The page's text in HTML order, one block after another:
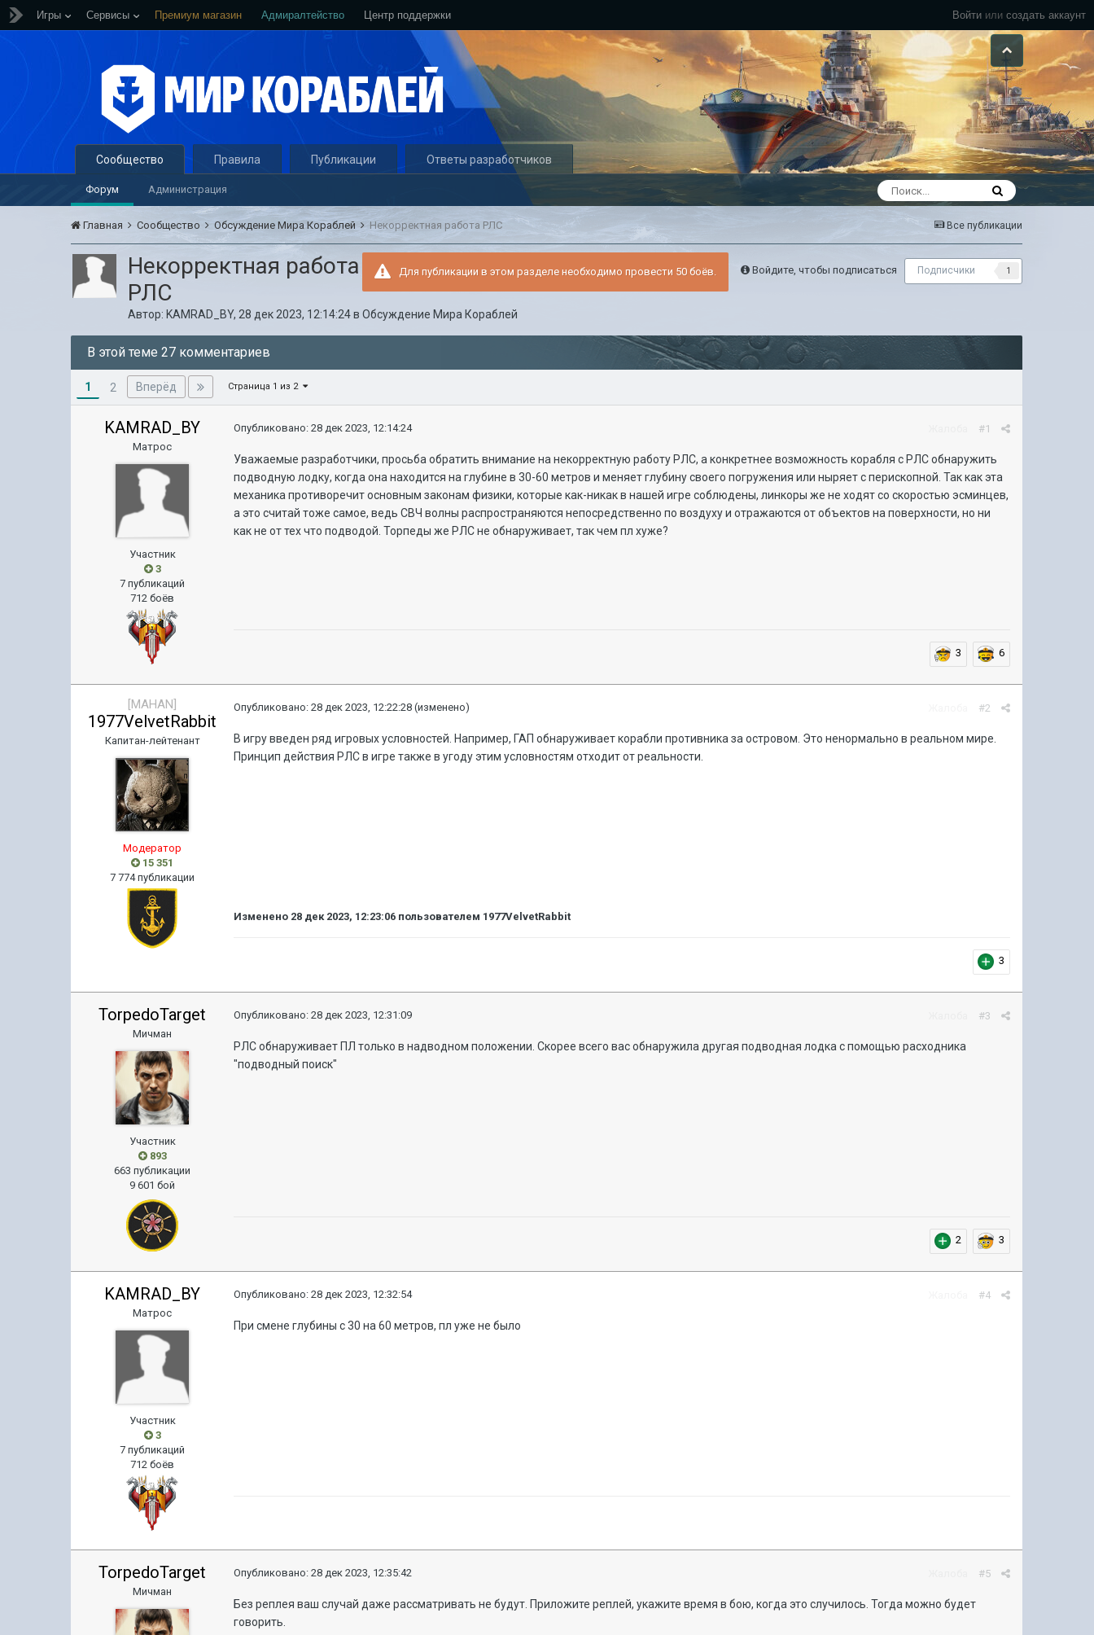
Войти или создать аккаунт
Игры Сервисы Премиум магазин Адмиралтейство Центр поддержки
Сообщество
Форум Администрация
Правила Публикации Ответы разработчиков
Все публикации
Главная Сообщество Обсуждение Мира Кораблей Некорректная работа РЛС
Войдите, чтобы подписаться Подписчики 1
Для публикации в этом разделе необходимо провести 50 боёв.
Некорректная работа
РЛС
Автор: KAMRAD_BY, 28 дек 2023, 12:14:24вОбсуждение Мира Кораблей
В этой теме 27 комментариев
1 2 Вперёд Страница 1 из 2
KAMRAD_BY
Матрос
Участник
3
7 публикаций
712 боёв
#1
Опубликовано:28 дек 2023, 12:14:24
Уважаемые разработчики, просьба обратить внимание на некорректную работу РЛС, а конкретнее возможность корабля с РЛС обнаружить
подводную лодку, когда она находится на глубине в 30-60 метров и меняет глубину своего погружения или ныряет с перископной. Так как эта
механика противоречит основным законам физики, которые как-никак в нашей игре соблюдены, линкоры же не ходят со скоростью эсминцев,
а это считай тоже самое, ведь СВЧ волны распространяются непосредственно по воздуху и отражаются от объектов на поверхности, но ни
как не от тех что подводой. Торпеды же РЛС не обнаруживает, так чем пл хуже?
3 6
[MAHAN]
1977VelvetRabbit
Капитан-лейтенант
Модератор
15 351
7 774 публикации
#2
Опубликовано:28 дек 2023, 12:22:28 (изменено)
В игру введен ряд игровых условностей. Например, ГАП обнаруживает корабли противника за островом. Это ненормально в реальном мире.
Принцип действия РЛС в игре также в угоду этим условностям отходит от реальности.
Изменено 28 дек 2023, 12:23:06 пользователем 1977VelvetRabbit
3
TorpedoTarget
Мичман
Участник
893
663 публикации
9 601 бой
#3
Опубликовано:28 дек 2023, 12:31:09
РЛС обнаруживает ПЛ только в надводном положении. Скорее всего вас обнаружила другая подводная лодка с помощью расходника
"подводный поиск"
2 3
KAMRAD_BY
Матрос
Участник
3
7 публикаций
712 боёв
#4
Опубликовано:28 дек 2023, 12:32:54
При смене глубины с 30 на 60 метров, пл уже не было
TorpedoTarget
Мичман
#5
Опубликовано:28 дек 2023, 12:35:42
Без реплея ваш случай даже рассматривать не будут. Приложите реплей, укажите время в бою, когда это случилось. Тогда можно будет
говорить.